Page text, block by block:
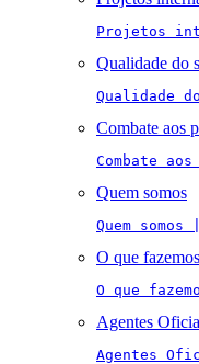
Projetos
Qualidade do
Qualidade
Combate aos
Combate
Quem somos
Quem
O que fazemos
O que
Agentes
Agentes